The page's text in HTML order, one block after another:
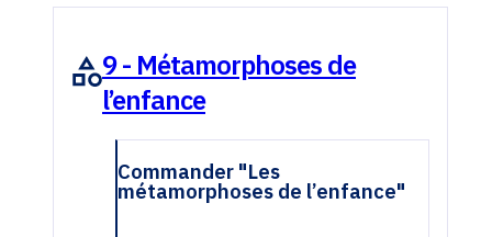
9 - Métamorphoses de
l’enfance
Commander "Les
métamorphoses de l’enfance"